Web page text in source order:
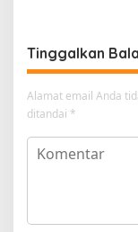
Tinggalkan
Alamat email Anda
ditandai *